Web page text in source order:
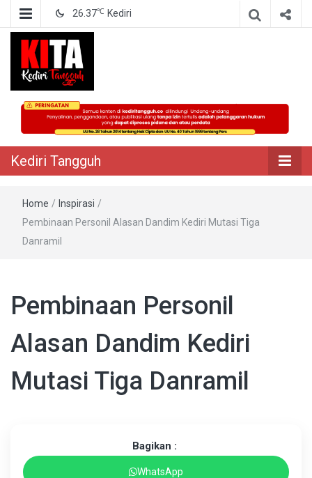
26.37℃ Kediri
Kediri Tangguh
Berita Akurat Terpercaya
Kediri Tangguh
Home / Inspirasi /
Pembinaan Personil Alasan Dandim Kediri Mutasi Tiga
Danramil
Pembinaan Personil
Alasan Dandim Kediri
Mutasi Tiga Danramil
Bagikan :
WhatsApp